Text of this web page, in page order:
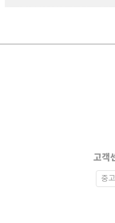
고객
중